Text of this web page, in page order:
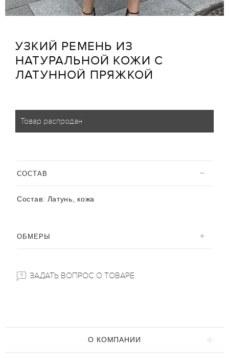
УЗКИЙ РЕМЕНЬ ИЗ
НАТУРАЛЬНОЙ КОЖИ С
ЛАТУННОЙ ПРЯЖКОЙ
Товар распродан
CОСТАВ
Состав: Латунь, кожа
ОБМЕРЫ
ЗАДАТЬ ВОПРОС О ТОВАРЕ
О КОМПАНИИ